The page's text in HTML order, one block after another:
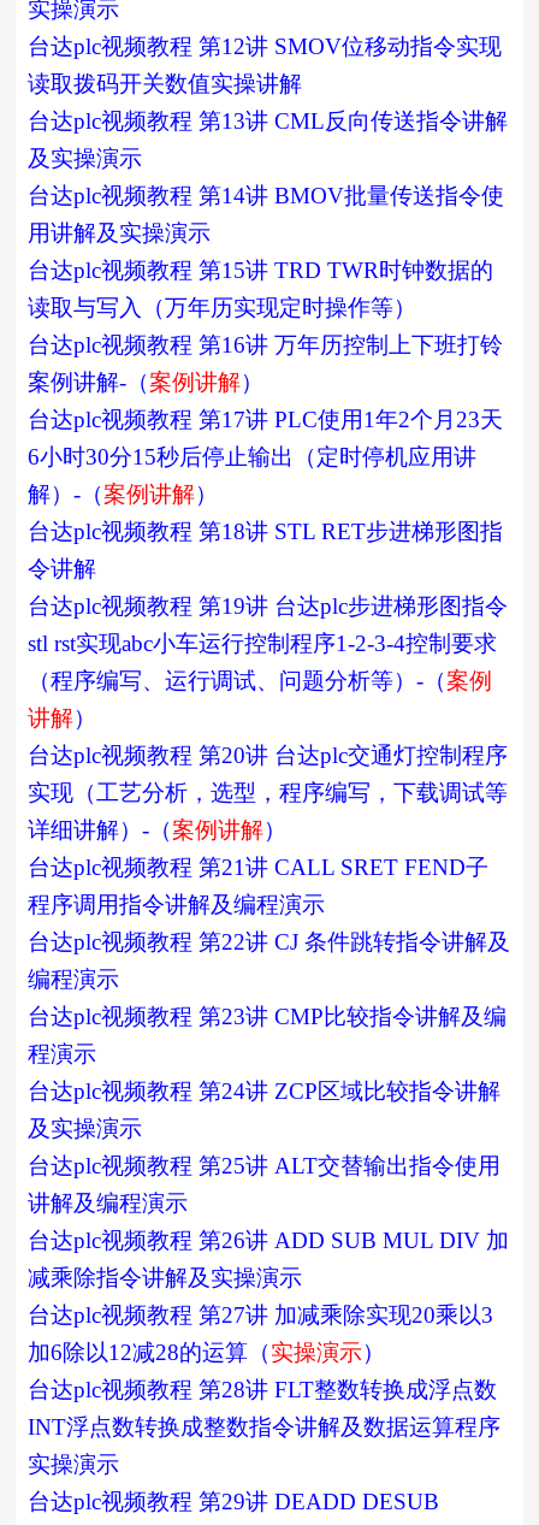
实操演示
台达plc视频教程 第12讲 SMOV位移动指令实现
读取拨码开关数值实操讲解
台达plc视频教程 第13讲 CML反向传送指令讲解
及实操演示
台达plc视频教程 第14讲 BMOV批量传送指令使
用讲解及实操演示
台达plc视频教程 第15讲 TRD TWR时钟数据的
读取与写入（万年历实现定时操作等）
台达plc视频教程 第16讲 万年历控制上下班打铃
案例讲解-（案例讲解）
台达plc视频教程 第17讲 PLC使用1年2个月23天
6小时30分15秒后停止输出（定时停机应用讲
解）-（案例讲解）
台达plc视频教程 第18讲 STL RET步进梯形图指
令讲解
台达plc视频教程 第19讲 台达plc步进梯形图指令
stl rst实现abc小车运行控制程序1-2-3-4控制要求
（程序编写、运行调试、问题分析等）-（案例
讲解）
台达plc视频教程 第20讲 台达plc交通灯控制程序
实现（工艺分析，选型，程序编写，下载调试等
详细讲解）-（案例讲解）
台达plc视频教程 第21讲 CALL SRET FEND子
程序调用指令讲解及编程演示
台达plc视频教程 第22讲 CJ 条件跳转指令讲解及
编程演示
台达plc视频教程 第23讲 CMP比较指令讲解及编
程演示
台达plc视频教程 第24讲 ZCP区域比较指令讲解
及实操演示
台达plc视频教程 第25讲 ALT交替输出指令使用
讲解及编程演示
台达plc视频教程 第26讲 ADD SUB MUL DIV 加
减乘除指令讲解及实操演示
台达plc视频教程 第27讲 加减乘除实现20乘以3
加6除以12减28的运算（实操演示）
台达plc视频教程 第28讲 FLT整数转换成浮点数
INT浮点数转换成整数指令讲解及数据运算程序
实操演示
台达plc视频教程 第29讲 DEADD DESUB